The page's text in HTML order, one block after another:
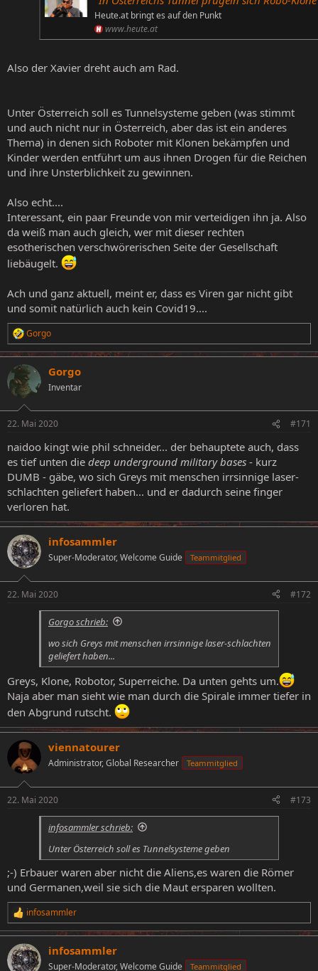
Heute.at bringt es auf den Punkt
www.heute.at
Also der Xavier dreht auch am Rad.
Unter Österreich soll es Tunnelsysteme geben (was stimmt
und auch nicht nur in Österreich, aber das ist ein anderes
Thema) in denen sich Roboter mit Klonen bekämpfen und
Kinder werden entführt um aus ihnen Drogen für die Reichen
und ihre Unsterblichkeit zu gewinnen.
Also echt....
Interessant, ein paar Freunde von mir verteidigen ihn ja. Also
da weiß man auch gleich, wer mit dieser rechten
esotherischen verschwörerischen Seite der Gesellschaft
liebäugelt.
Ach und ganz aktuell, meint er, dass es Viren gar nicht gibt
und somit natürlich auch kein Covid19....
R
e
a
k
t
i
e
:
Gorgo
Gorgo
Inventar
22. Mai 2020 #171
naidoo kingt wie phil schneider... der behauptete auch, dass
es tief unten die deep underground military bases - kurz
DUMB - gäbe, wo sich Greys mit menschen irrsinnige laser-
schlachten geliefert haben... und er dadurch seine finger
verloren hat.
infosammler
Super-Moderator, Welcome Guide Teammitglied
22. Mai 2020 #172
Gorgo schrieb:
wo sich Greys mit menschen irrsinnige laser-schlachten
geliefert haben...
Greys, Klone, Robotor, Superreiche. Da unten gehts um.
Naja aber man sieht wie man durch die Spirale immer tiefer in
den Abgrund rutscht.
viennatourer
Administrator, Global Researcher Teammitglied
22. Mai 2020 #173
infosammler schrieb:
Unter Österreich soll es Tunnelsysteme geben
;-) Erbauer waren aber nicht die Aliens,es waren die Römer
und Germanen,weil sie sich die Maut ersparen wollten.
R
e
a
k
t
infosammler
infosammler
Super-Moderator, Welcome Guide Teammitglied